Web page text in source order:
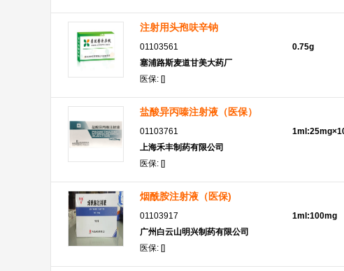
注射用头孢呋辛钠
01103561
塞浦路斯麦道甘美大药厂
医保: []
0.75g
盐酸异丙嗪注射液（医保）
01103761
上海禾丰制药有限公司
医保: []
烟酰胺注射液（医保)
01103917
广州白云山明兴制药有限公司
医保: []
1ml:100mg